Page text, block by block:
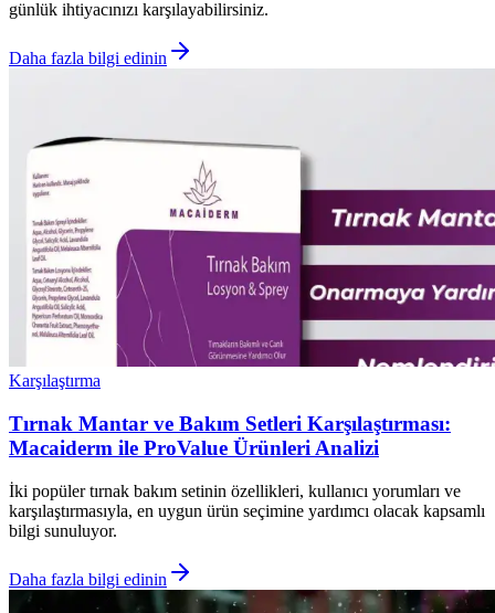
günlük ihtiyacınızı karşılayabilirsiniz.
Daha fazla bilgi edinin
Karşılaştırma
Tırnak Mantar ve Bakım Setleri Karşılaştırması:
Macaiderm ile ProValue Ürünleri Analizi
İki popüler tırnak bakım setinin özellikleri, kullanıcı yorumları ve
karşılaştırmasıyla, en uygun ürün seçimine yardımcı olacak kapsamlı
bilgi sunuluyor.
Daha fazla bilgi edinin